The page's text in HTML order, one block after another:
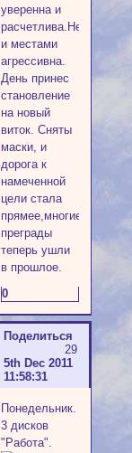
уверенна и
расчетлива.Независима
и местами
агрессивна.
День принес
становление
на новый
виток. Сняты
маски, и
дорога к
намеченной
цели стала
прямее,многие
преграды
теперь ушли
в прошлое.
0
Поделиться
29
5th Dec 2011
11:58:31
Понедельник.
3 дисков
"Работа".